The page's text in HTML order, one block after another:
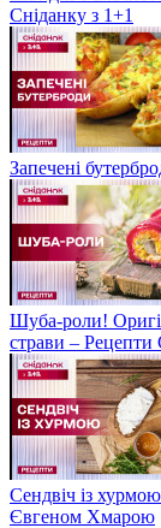
Сніданку з 1+1
Запечені
Шуба-роли!
страви – Рецепти
Сендвіч із
Євгеном Хмарою